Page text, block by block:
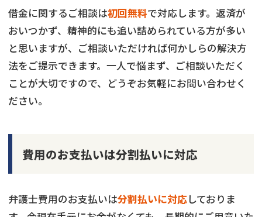
借金に関するご相談は初回無料で対応します。返済が
おいつかず、精神的にも追い詰められている方が多い
と思いますが、ご相談いただければ何かしらの解決方
法をご提示できます。一人で悩まず、ご相談いただく
ことが大切ですので、どうぞお気軽にお問い合わせく
ださい。
費用のお支払いは分割払いに対応
弁護士費用のお支払いは分割払いに対応しておりま